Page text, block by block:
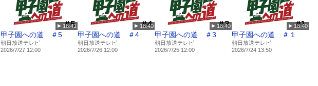
の効果を引き出す工夫が詰まっています。この教材を通じて、剣士としての技術と精神を総合的に磨き、剣
道をさらに深く楽しむための新しい道を切り開くことができるでしょう。
指導者プロフィール
教士七段
18:41
甲子園への道 ＃5
朝日放送テレビ
2026/7/27 12:00
18:40
甲子園への道 ＃4
朝日放送テレビ
2026/7/26 12:00
18:40
甲子園への道 ＃3
朝日放送テレビ
2026/7/25 12:00
18:40
甲子園への道 ＃１
朝日放送テレビ
2026/7/24 13:50